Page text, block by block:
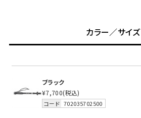
カラー／サイズ
ブラック
¥7,700(税込)
コード 702035702500